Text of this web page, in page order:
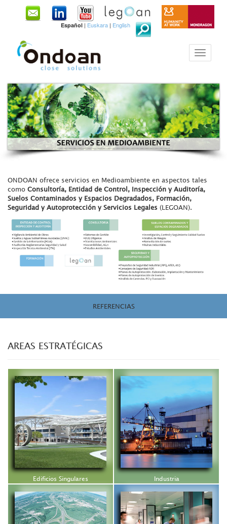
Español | Euskara | English
ONDOAN ofrece servicios en Medioambiente en aspectos tales
como Consultoría, Entidad de Control, Inspección y Auditoría,
Suelos Contaminados y Espacios Degradados, Formación,
Seguridad y Autoprotección y Servicios Legales (LEGOAN).
REFERENCIAS
AREAS ESTRATÉGICAS
Edificios Singulares Industria